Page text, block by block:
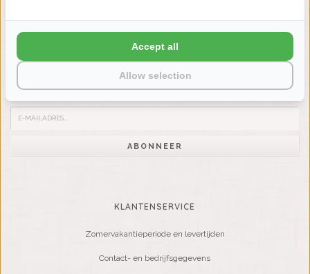
NIEUWSBRIEF
Wilt u op de hoogte blijven?
Word lid van onze mailinglijst:
ABONNEER
KLANTENSERVICE
Zomervakantieperiode en levertijden
Contact- en bedrijfsgegevens
Allow selection
Accept all